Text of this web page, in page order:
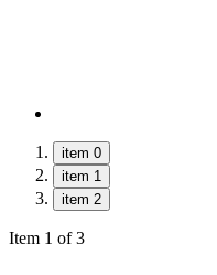
item 0
item 1
item 2
Item 1 of 3